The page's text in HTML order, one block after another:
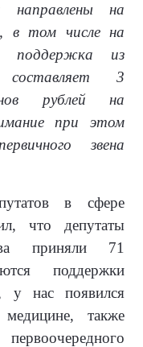
на
в том числе на
поддержка из
составляет 3
рублей на
при этом
звена
в сфере
что депутаты
приняли 71
поддержки
у нас появился
медицине, также